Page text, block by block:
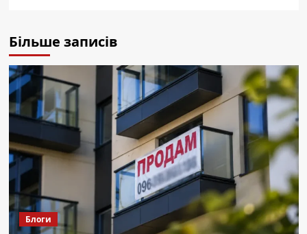
Більше записів
Блоги